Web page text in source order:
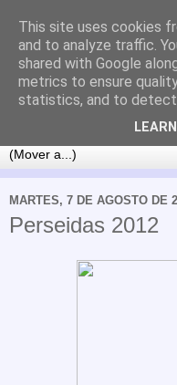
MARTES, 7 DE AGOSTO DE
Perseidas 2012
This site uses cookies
and to analyze traffic.
shared with Google
metrics to ensure
statistics, and to detect